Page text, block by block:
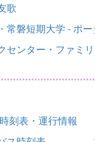
歌
常磐短期大学 - ポ
センター・ファミ
刻表・運行情報